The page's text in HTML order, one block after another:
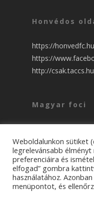
Honvédos
https://
https://
http://
Magyar foci
Weboldalunkon sütiket
legrelevánsabb
preferenciáira és
elfogad” gombra
használatához.
menüpontot, és